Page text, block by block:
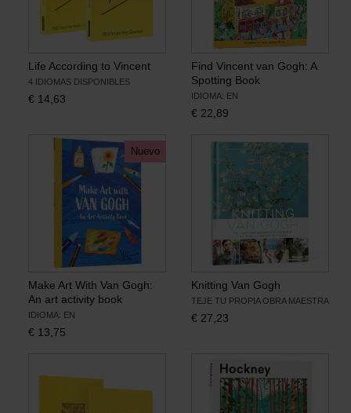
Life According to Vincent
4 IDIOMAS DISPONIBLES
€ 14,63
Find Vincent van Gogh: A
Spotting Book
IDIOMA: EN
€ 22,89
Nuevo
Make Art With Van Gogh:
An art activity book
IDIOMA: EN
€ 13,75
Knitting Van Gogh
TEJE TU PROPIA OBRA MAESTRA
€ 27,23